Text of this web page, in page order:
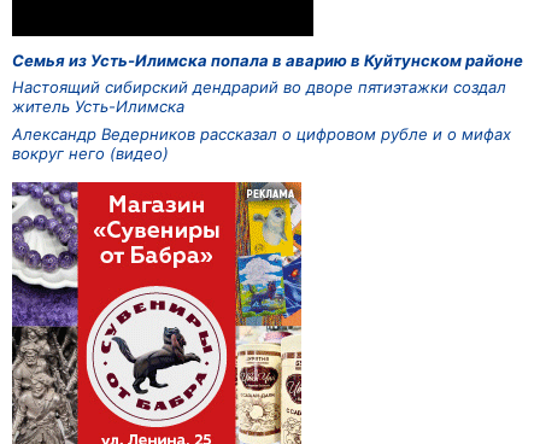
Семья из Усть-Илимска попала в аварию в Куйтунском районе
Настоящий сибирский дендрарий во дворе пятиэтажки создал
житель Усть-Илимска
Александр Ведерников рассказал о цифровом рубле и о мифах
вокруг него (видео)